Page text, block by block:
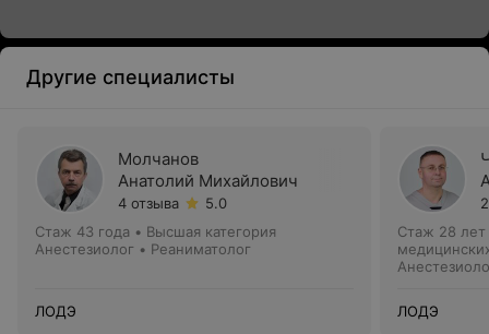
Другие специалисты
Молчанов
Анатолий Михайлович
4 отзыва
5.0
Стаж 43 года • Высшая категория
Анестезиолог • Реаниматолог
ЛОДЭ
Стаж 28 лет
ЛОДЭ